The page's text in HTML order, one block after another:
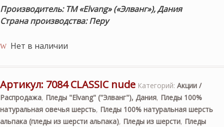
Производитель: ТМ «Elvang» («Элванг»), Дания
Страна производства: Перу
Нет в наличии
Артикул: 7084 CLASSIC nude Категорий: Акции /
Распродажа, Пледы "Elvang" ("Элванг"), Дания, Пледы 100%
натуральная овечья шерсть, Пледы 100% натуральная шерсть
альпака (пледы из шерсти альпака), Пледы из шерсти, Пледы